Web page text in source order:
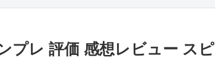
プレ 評価 感想レビュー スピ